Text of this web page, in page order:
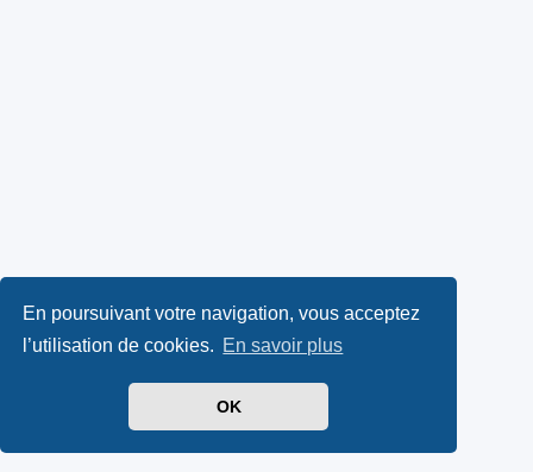
En poursuivant votre navigation, vous acceptez
l’utilisation de cookies. En savoir plus
OK